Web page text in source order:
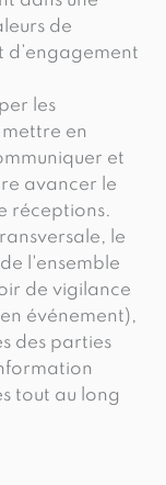
de
d’engagement
les
en
et
avancer le
réceptions.
le
l'ensemble
de vigilance
événement),
des parties
tout au long